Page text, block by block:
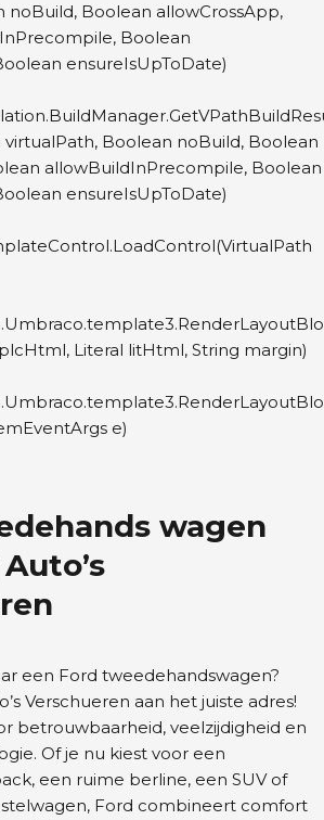
noBuild, Boolean allowCrossApp,
Boolean
ensureIsUpToDate)
Boolean noBuild, Boolean
allowBuildInPrecompile, Boolean
ensureIsUpToDate)
Literal litHtml, String margin)
e)
wagen
een Ford tweedehandswagen?
Verschueren aan het juiste adres!
betrouwbaarheid, veelzijdigheid en
Of je nu kiest voor een
een ruime berline, een SUV of
Ford combineert comfort